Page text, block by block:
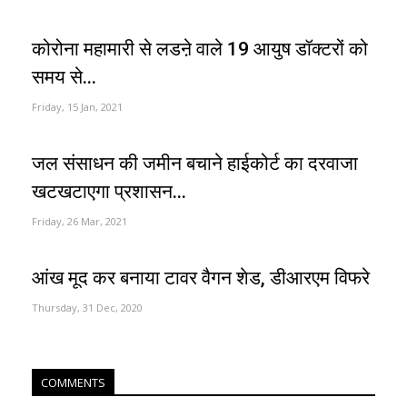
कोरोना महामारी से लडऩे वाले 19 आयुष डॉक्टरों को
समय से...
Friday, 15 Jan, 2021
जल संसाधन की जमीन बचाने हाईकोर्ट का दरवाजा
खटखटाएगा प्रशासन...
Friday, 26 Mar, 2021
आंख मूद कर बनाया टावर वैगन शेड, डीआरएम विफरे
Thursday, 31 Dec, 2020
COMMENTS